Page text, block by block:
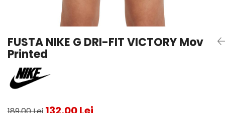
Servicii Racordare
­--
Dama
Rucsac
Sepci Padel
FUSTA NIKE G DRI-FIT VICTORY Mov
Printed